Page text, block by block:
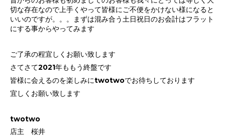
切な存在なので上手くやって皆様にご不便をかけない様になると
いいのですが。。。まずは混み合う土日祝日のお会計はフラット
にする事からやってみます
ご了承の程宜しくお願い致します
さてさて2021年ももう終盤です
皆様に会えるのを楽しみにtwotwoでお待ちしております
宜しくお願い致します
twotwo
店主 桜井